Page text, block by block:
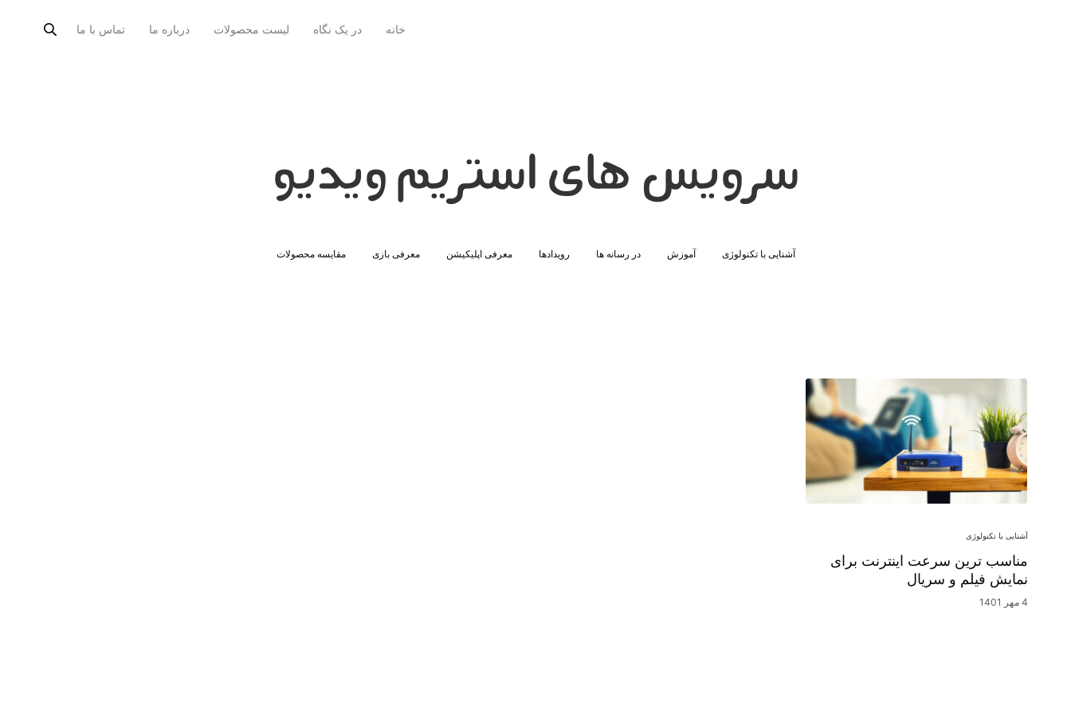
خانه در یک نگاه لیست محصولات درباره ما تماس با ما
سرویس های استریم ویدیو
آشنایی با تکنولوژی آموزش در رسانه ها رویدادها معرفی اپلیکیشن معرفی بازی مقایسه محصولات
آشنایی با تکنولوژی
مناسب ترین سرعت اینترنت برای
نمایش فیلم و سریال
4 مهر 1401